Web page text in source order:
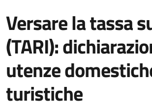
Versare la tassa
(TARI):
utenze
turistiche